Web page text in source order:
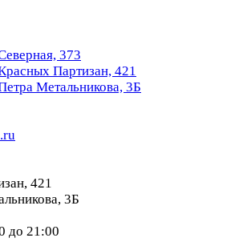
373
Партизан, 421
Метальникова, 3Б
421
3Б
до 21:00